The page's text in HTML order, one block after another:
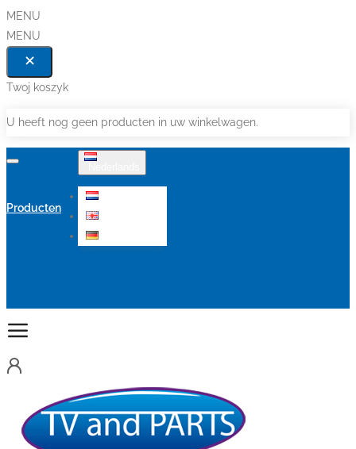
MENU
MENU
Twoj koszyk
U heeft nog geen producten in uw winkelwagen.
Producten